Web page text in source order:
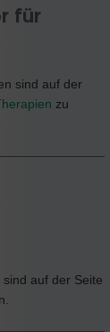
für
sind auf der
zu
auf der Seite